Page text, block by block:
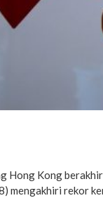
Hong Kong
mengakhiri rekor